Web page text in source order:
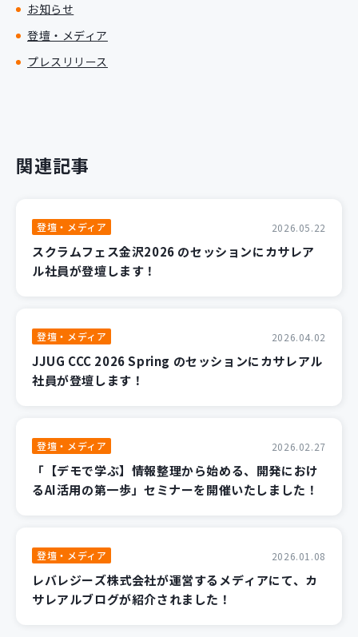
お知らせ
登壇・メディア
プレスリリース
関連記事
登壇・メディア 2026.05.22
スクラムフェス金沢2026 のセッションにカサレア
ル社員が登壇します！
登壇・メディア 2026.04.02
JJUG CCC 2026 Spring のセッションにカサレアル
社員が登壇します！
登壇・メディア 2026.02.27
「【デモで学ぶ】情報整理から始める、開発におけ
るAI活用の第一歩」セミナーを開催いたしました！
登壇・メディア 2026.01.08
レバレジーズ株式会社が運営するメディアにて、カ
サレアルブログが紹介されました！